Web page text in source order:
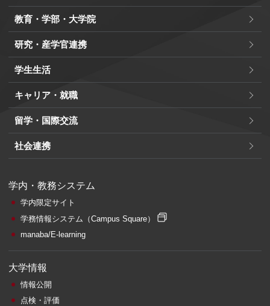
教育・学部・大学院
研究・産学官連携
学生生活
キャリア・就職
留学・国際交流
社会連携
学内・教務システム
学内限定サイト
学務情報システム （Campus Square）
manaba/E-learning
大学情報
情報公開
点検・評価